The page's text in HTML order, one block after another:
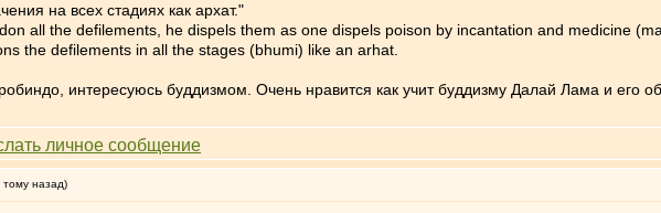
на всех стадиях как архат."
all the defilements, he dispels them as one dispels poison bу incantation and medicine
the defilements in all the stages (bhumi) like an arhat.
интересуюсь буддизмом. Очень нравится как учит буддизму Далай Лама и его
назад)